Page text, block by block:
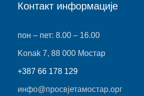
Контакт информације
пон – пет: 8.00 – 16.00
Konak 7, 88 000 Мостар
+387 66 178 129
инфо@просвјетамостар.орг